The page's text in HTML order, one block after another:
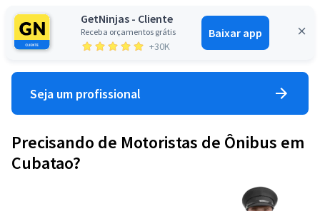
GetNinjas - Cliente
Receba orçamentos grátis
+30K
Baixar app
Entrar
Seja um profissional
Precisando de Motoristas de Ônibus em
Cubatao?